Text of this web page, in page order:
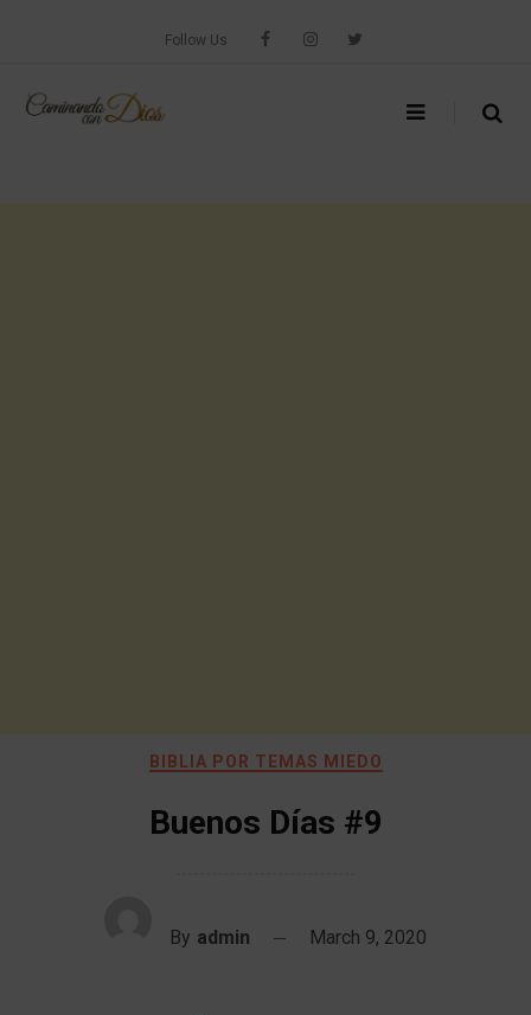
Follow Us
BIBLIA POR TEMAS MIEDO
Buenos Días #9
By admin March 9, 2020